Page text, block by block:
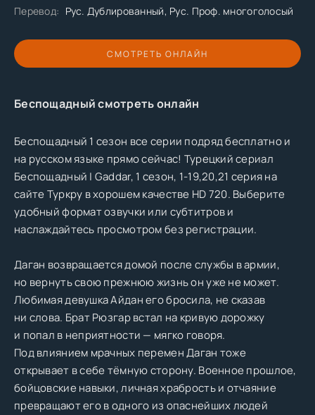
СМОТРЕТЬ ОНЛАЙН
Перевод: Рус. Дублированный, Рус. Проф. многоголосый
Беспощадный смотреть онлайн
Беспощадный 1 сезон все серии подряд бесплатно и
на русском языке прямо сейчас! Турецкий сериал
Беспощадный | Gaddar, 1 сезон, 1-19,20,21 серия на
сайте Туркру в хорошем качестве HD 720. Выберите
удобный формат озвучки или субтитров и
наслаждайтесь просмотром без регистрации.
Даган возвращается домой после службы в армии,
но вернуть свою прежнюю жизнь он уже не может.
Любимая девушка Айдан его бросила, не сказав
ни слова. Брат Рюзгар встал на кривую дорожку
и попал в неприятности — мягко говоря.
Под влиянием мрачных перемен Даган тоже
открывает в себе тёмную сторону. Военное прошлое,
бойцовские навыки, личная храбрость и отчаяние
превращают его в одного из опаснейших людей